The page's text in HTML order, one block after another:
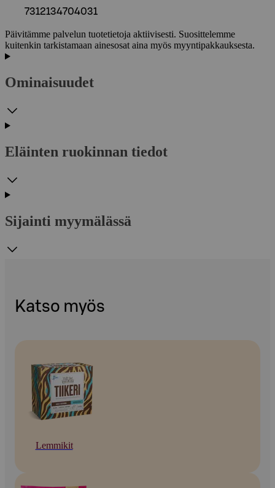
7312134704031
Päivitämme palvelun tuotetietoja aktiivisesti. Suosittelemme
kuitenkin tarkistamaan ainesosat aina myös myyntipakkauksesta.
Ominaisuudet
Eläinten ruokinnan tiedot
Sijainti myymälässä
Katso myös
Lemmikit